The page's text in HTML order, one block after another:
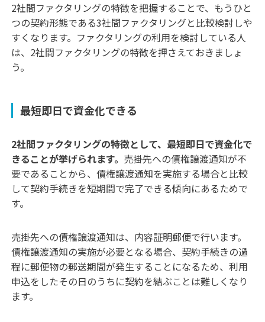
2社間ファクタリングの特徴を把握することで、もうひと
つの契約形態である3社間ファクタリングと比較検討しや
すくなります。ファクタリングの利用を検討している人
は、2社間ファクタリングの特徴を押さえておきましょ
う。
最短即日で資金化できる
2社間ファクタリングの特徴として、最短即日で資金化で
きることが挙げられます。 売掛先への債権譲渡通知が不
要であることから、債権譲渡通知を実施する場合と比較
して契約手続きを短期間で完了できる傾向にあるためで
す。
売掛先への債権譲渡通知は、内容証明郵便で行います。
債権譲渡通知の実施が必要となる場合、契約手続きの過
程に郵便物の郵送期間が発生することになるため、利用
申込をしたその日のうちに契約を結ぶことは難しくなり
ます。